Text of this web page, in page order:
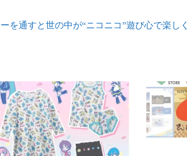
を通すと世の中が“ニコニコ”遊び心で楽しく